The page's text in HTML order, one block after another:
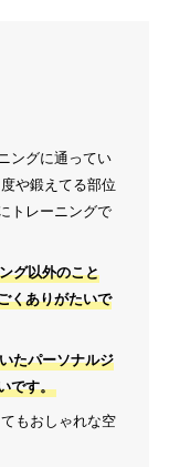
ングに通ってい
や鍛えてる部位
トレーニングで
グ以外のこと
くありがたいで
たパーソナルジ
です。
もおしゃれな空